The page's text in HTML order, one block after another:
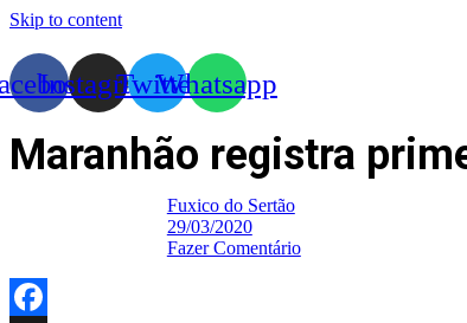
Skip to content
InstagramTwitterWhatsapp
Maranhão registra
Fuxico do Sertão
29/03/2020
Fazer Comentário